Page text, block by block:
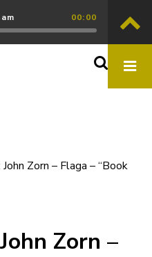
00:00
Zorn – Flaga – “Book
Zorn –